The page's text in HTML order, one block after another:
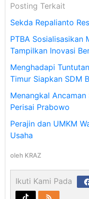
Posting Terkait
Sekda Repalianto
PTBA Sosialisasikan
Tampilkan Inovasi
Menghadapi
Timur Siapkan SDM
Menangkal
Perisai Prabowo
Perajin dan UMKM
Usaha
oleh KRAZ
Ikuti Kami Pada